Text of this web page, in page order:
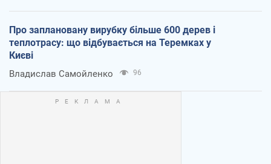
Про заплановану вирубку більше 600 дерев і
теплотрасу: що відбувається на Теремках у
Києві
Владислав Самойленко 96